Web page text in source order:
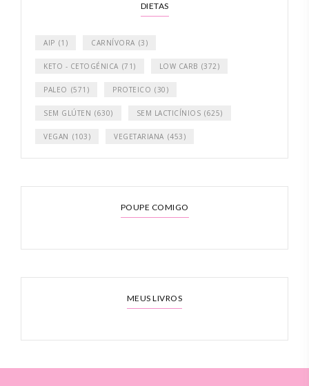
DIETAS
AIP (1) CARNÍVORA (3)
KETO - CETOGÉNICA (71) LOW CARB (372)
PALEO (571) PROTEICO (30)
SEM GLÚTEN (630) SEM LACTICÍNIOS (625)
VEGAN (103) VEGETARIANA (453)
POUPE COMIGO
MEUS LIVROS